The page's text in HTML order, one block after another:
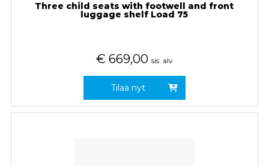
Three child seats with footwell and front
luggage shelf Load 75
€ 669,00 sis. alv
Tilaa nyt